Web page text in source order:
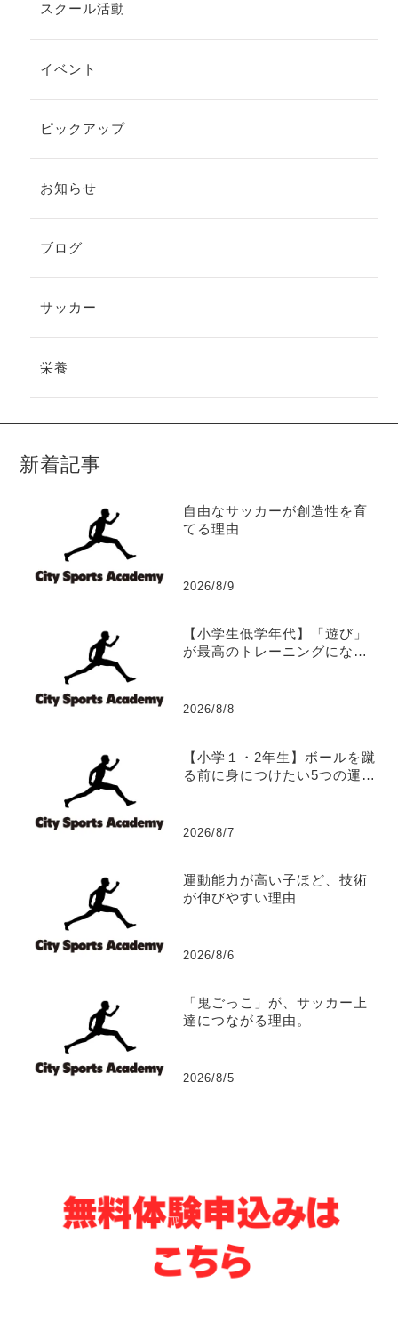
スクール活動
イベント
ピックアップ
お知らせ
ブログ
サッカー
栄養
新着記事
自由なサッカーが創造性を育
てる理由
2026/8/9
【小学生低学年代】「遊び」
が最高のトレーニングになる
2026/8/8
【小学１・2年生】ボールを蹴
る前に身につけたい5つの運動
2026/8/7
運動能力が高い子ほど、技術
が伸びやすい理由
2026/8/6
「鬼ごっこ」が、サッカー上
達につながる理由。
2026/8/5